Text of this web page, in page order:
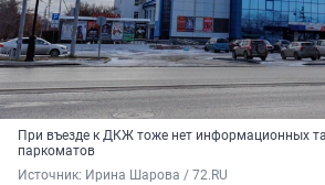
При въезде к ДКЖ тоже нет информационных
паркоматов
Источник: Ирина Шарова / 72.RU